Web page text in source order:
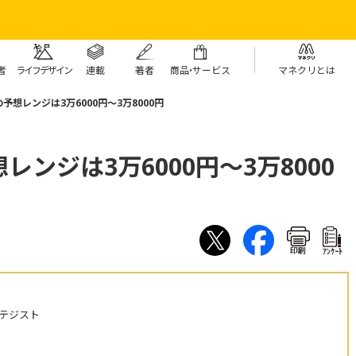
ライフデザイン 連載 著者 商品・サービス マネクリとは
想レンジは3万6000円～3万8000円
ンジは3万6000円～3万8000
印刷 ｱﾝｹｰﾄ
ジスト